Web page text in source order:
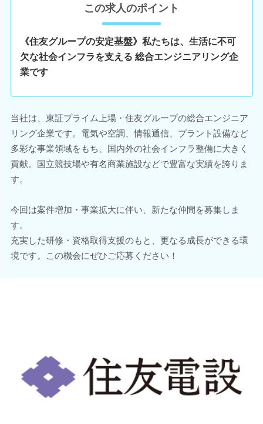
この求人のポイント
《住友グループの安定基盤》私たちは、生活に不可
欠な社会インフラを支える 総合エンジニアリング企
業です
当社は、東証プライム上場・住友グループの総合エンジニア
リング企業です。電気や空調、情報通信、プラント設備など
多彩な事業領域をもち、国内外の社会インフラ整備に大きく
貢献。国立競技場や有名商業施設などで豊富な実績を誇りま
す。
今回は案件増加・事業拡大に伴い、新たな仲間を募集しま
す。
充実した研修・資格取得支援のもと、更なる成長ができる環
境です。この機会にぜひご応募ください！